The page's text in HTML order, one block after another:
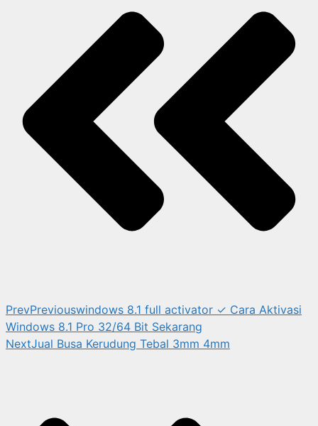
PrevPreviouswindows 8.1 full activator ✓ Cara Aktivasi
Windows 8.1 Pro 32/64 Bit Sekarang
NextJual Busa Kerudung Tebal 3mm 4mm